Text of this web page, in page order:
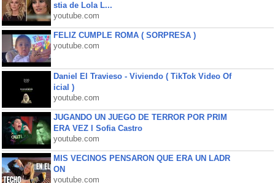
stia de Lola L...
youtube.com
FELIZ CUMPLE ROMA ( SORPRESA )
youtube.com
Daniel El Travieso - Viviendo ( TikTok Video Of
icial )
youtube.com
JUGANDO UN JUEGO DE TERROR POR PRIM
ERA VEZ l Sofia Castro
youtube.com
MIS VECINOS PENSARON QUE ERA UN LADR
ON
youtube.com